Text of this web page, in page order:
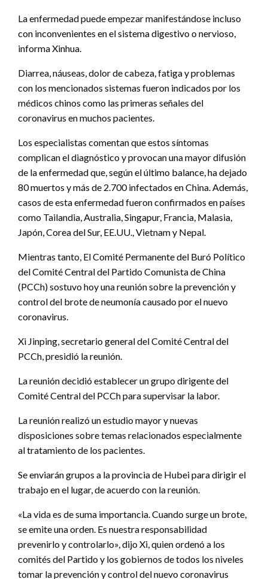
La enfermedad puede empezar manifestándose incluso
con inconvenientes en el sistema digestivo o nervioso,
informa Xinhua.
Diarrea, náuseas, dolor de cabeza, fatiga y problemas
con los mencionados sistemas fueron indicados por los
médicos chinos como las primeras señales del
coronavirus en muchos pacientes.
Los especialistas comentan que estos síntomas
complican el diagnóstico y provocan una mayor difusión
de la enfermedad que, según el último balance, ha dejado
80 muertos y más de 2.700 infectados en China. Además,
casos de esta enfermedad fueron confirmados en países
como Tailandia, Australia, Singapur, Francia, Malasia,
Japón, Corea del Sur, EE.UU., Vietnam y Nepal.
Mientras tanto, El Comité Permanente del Buró Político
del Comité Central del Partido Comunista de China
(PCCh) sostuvo hoy una reunión sobre la prevención y
control del brote de neumonía causado por el nuevo
coronavirus.
Xi Jinping, secretario general del Comité Central del
PCCh, presidió la reunión.
La reunión decidió establecer un grupo dirigente del
Comité Central del PCCh para supervisar la labor.
La reunión realizó un estudio mayor y nuevas
disposiciones sobre temas relacionados especialmente
al tratamiento de los pacientes.
Se enviarán grupos a la provincia de Hubei para dirigir el
trabajo en el lugar, de acuerdo con la reunión.
«La vida es de suma importancia. Cuando surge un brote,
se emite una orden. Es nuestra responsabilidad
prevenirlo y controlarlo», dijo Xi, quien ordenó a los
comités del Partido y los gobiernos de todos los niveles
tomar la prevención y control del nuevo coronavirus